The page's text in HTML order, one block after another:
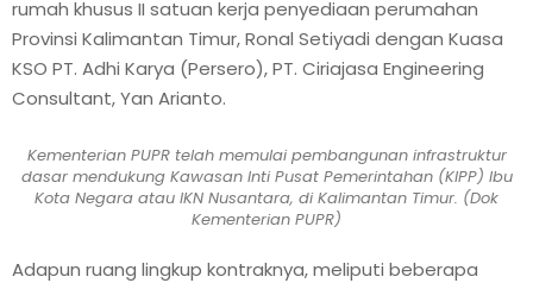
rumah khusus II satuan kerja penyediaan perumahan
Provinsi Kalimantan Timur, Ronal Setiyadi dengan Kuasa
KSO PT. Adhi Karya (Persero), PT. Ciriajasa Engineering
Consultant, Yan Arianto.
Kementerian PUPR telah memulai pembangunan infrastruktur
dasar mendukung Kawasan Inti Pusat Pemerintahan (KIPP) Ibu
Kota Negara atau IKN Nusantara, di Kalimantan Timur. (Dok
Kementerian PUPR)
Adapun ruang lingkup kontraknya, meliputi beberapa